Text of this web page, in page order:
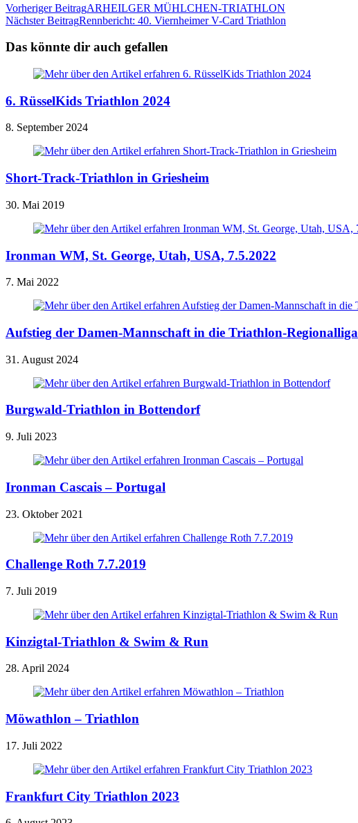
Vorheriger BeitragARHEILGER MÜHLCHEN-TRIATHLON
Nächster BeitragRennbericht: 40. Viernheimer V-Card Triathlon
Das könnte dir auch gefallen
6. RüsselKids Triathlon 2024
8. September 2024
Short-Track-Triathlon in Griesheim
30. Mai 2019
Ironman WM, St. George, Utah, USA, 7.5.2022
7. Mai 2022
Aufstieg der Damen-Mannschaft in die Triathlon-Regionalliga
31. August 2024
Burgwald-Triathlon in Bottendorf
9. Juli 2023
Ironman Cascais – Portugal
23. Oktober 2021
Challenge Roth 7.7.2019
7. Juli 2019
Kinzigtal-Triathlon & Swim & Run
28. April 2024
Möwathlon – Triathlon
17. Juli 2022
Frankfurt City Triathlon 2023